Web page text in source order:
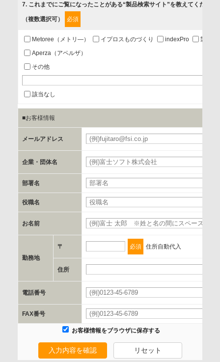
第三者提供の有無
あり
a.個人情報の提供・利用目的
当該企業/団体のサービス等のご案内及び当該企業/団体からの
情報を提供するため
b.第三者に提供される個人データの項目
郵便番号、住所、電話番号、FAX番号、メールアドレス
c.第三者への提供の手段または手法
書類の送付又は電子的な方法
d.提供先および管理者
当社とイベント/セミナーを共同で開催する企業/団体
e.個人情報取り扱いに関する契約
当社と当該企業/団体とは、個人情報取扱に関する覚書の締結
を行います。
委託の有無
なし
保有個人データの開示等および問合わせ窓口について
7. これまでにご覧になったことがある“製品検索サイト”を教えてください
（複数選択可） 必須
Metoree（メトリ—） イプロスものづくり indexPro
製品ナ
Aperza（アペルザ）
その他
該当なし
■お客様情報
メールアドレス
企業・団体名
部署名
役職名
お名前
勤務地
〒 必須 住所自動代入
住所
電話番号
FAX番号
お客様情報をブラウザに保存する
入力内容を確認 リセット